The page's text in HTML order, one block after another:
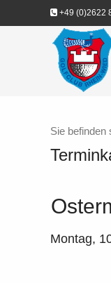
+49 (0)2622
Sie befinden
Montag,